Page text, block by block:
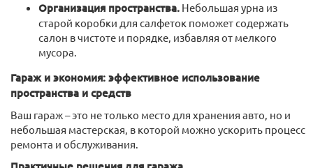
Организация пространства. Небольшая урна из
старой коробки для салфеток поможет содержать
салон в чистоте и порядке, избавляя от мелкого
мусора.
Гараж и экономия: эффективное использование
пространства и средств
Ваш гараж – это не только место для хранения авто, но и
небольшая мастерская, в которой можно ускорить процесс
ремонта и обслуживания.